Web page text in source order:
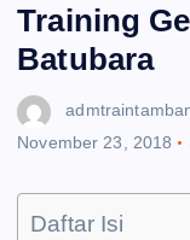
Training
Batubara
November 23, 2018
Daftar Isi